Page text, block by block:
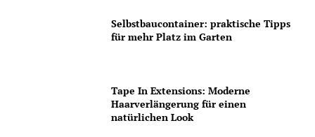
Selbstbaucontainer: praktische Tipps
für mehr Platz im Garten
Tape In Extensions: Moderne
Haarverlängerung für einen
natürlichen Look